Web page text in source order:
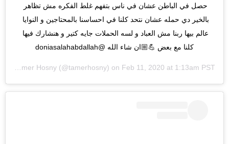
حصل في الباطن عشان في ناس بتفهم غلط الفكره مش تظاهر
بالخير دي حمله عشان نتحد كلنا في احساسنا بالمحتاجين و النوايا
عالم بيها ربنا مش العباد و لسه الحملات جايه كتير و هنشارك فيها
كلنا مع بعض 💪🏼ان شاء الله @doniasalahabdallah
Tamer Hosny (@tamerhosny) on Feb 11, 2020 at 1:13am PST